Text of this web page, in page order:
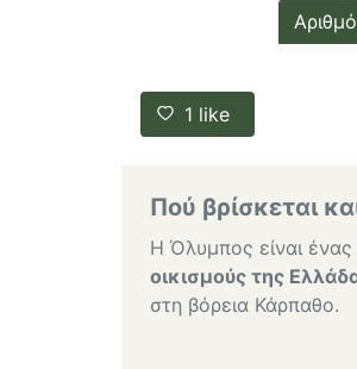
1 like
Πού βρίσκεται
Η Όλυμπος είναι
οικισμούς της
στη βόρεια Κάρπαθο.